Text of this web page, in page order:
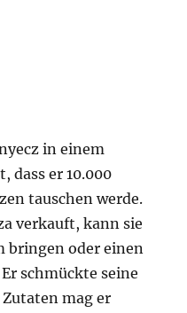
in einem
dass er 10.000
tauschen werde.
verkauft, kann sie
bringen oder einen
schmückte seine
mag er